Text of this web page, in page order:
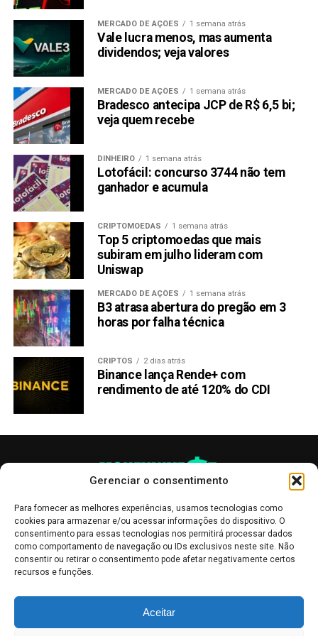
Gerenciar o consentimento
Para fornecer as melhores experiências, usamos tecnologias como
cookies para armazenar e/ou acessar informações do dispositivo. O
consentimento para essas tecnologias nos permitirá processar dados
como comportamento de navegação ou IDs exclusivos neste site. Não
consentir ou retirar o consentimento pode afetar negativamente certos
recursos e funções.
Aceitar
pelo mercado.
3. Bonk (BONK)
Imagem: Reprodução/Internet
Visão Geral
Bonk (BONK) tem sido um pouco esquecida no cenário
das memecoins após experimentar um aumento
impressionante de
cotada a$0,00001703, muitos se perguntam se ainda há
potencial para crescimento.
Razões para o Declínio
Após uma subida tão explosiva, não é incomum que uma
memecoin perca parte de seu brilho. Bonk (BONK)
investidores à medida que o entusiasmo inicial diminuiu.
No entanto, a comunidade subjacente e os fundamentos
do projeto permanecem fortes.
Potencial em Setembro
(BONK) pode ver um aumento em setembro. O mercado de
memecoins é notoriamente imprevisível, mas o potencial
MERCADO DE AÇÕES 1 semana atrás
Vale lucra menos, mas aumenta
dividendos; veja valores
MERCADO DE AÇÕES 1 semana atrás
Bradesco antecipa JCP de R$ 6,5 bi;
veja quem recebe
DINHEIRO 1 semana atrás
Lotofácil: concurso 3744 não tem
ganhador e acumula
CRIPTOMOEDAS 1 semana atrás
Top 5 criptomoedas que mais
subiram em julho lideram com
Uniswap
MERCADO DE AÇÕES 1 semana atrás
B3 atrasa abertura do pregão em 3
horas por falha técnica
CRIPTOS 2 dias atrás
Binance lança Rende+ com
rendimento de até 120% do CDI
informativo, servindo como boletins de divulgação, e não devem ser
interpretadas como recomendações de investimento.Leia mais